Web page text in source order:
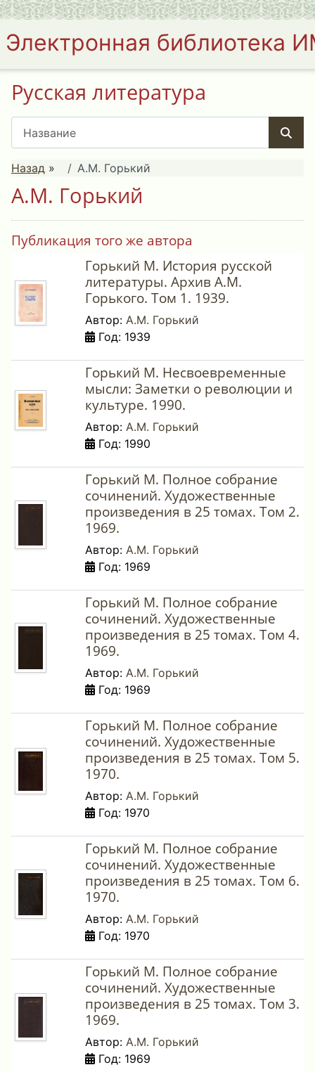
Электронная библиотека
Русская литература
Назад » А.М. Горький
А.М. Горький
Публикация того же автора
Горький М. История русской
литературы. Архив А.М.
Горького. Том 1. 1939.
Автор: А.М. Горький
Год: 1939
Горький М. Несвоевременные
мысли: Заметки о революции и
культуре. 1990.
Автор: А.М. Горький
Год: 1990
Горький М. Полное собрание
сочинений. Художественные
произведения в 25 томах. Том 2.
1969.
Автор: А.М. Горький
Год: 1969
Горький М. Полное собрание
сочинений. Художественные
произведения в 25 томах. Том 4.
1969.
Автор: А.М. Горький
Год: 1969
Горький М. Полное собрание
сочинений. Художественные
произведения в 25 томах. Том 5.
1970.
Автор: А.М. Горький
Год: 1970
Горький М. Полное собрание
сочинений. Художественные
произведения в 25 томах. Том 6.
1970.
Автор: А.М. Горький
Год: 1970
Горький М. Полное собрание
сочинений. Художественные
произведения в 25 томах. Том 3.
1969.
Автор: А.М. Горький
Год: 1969